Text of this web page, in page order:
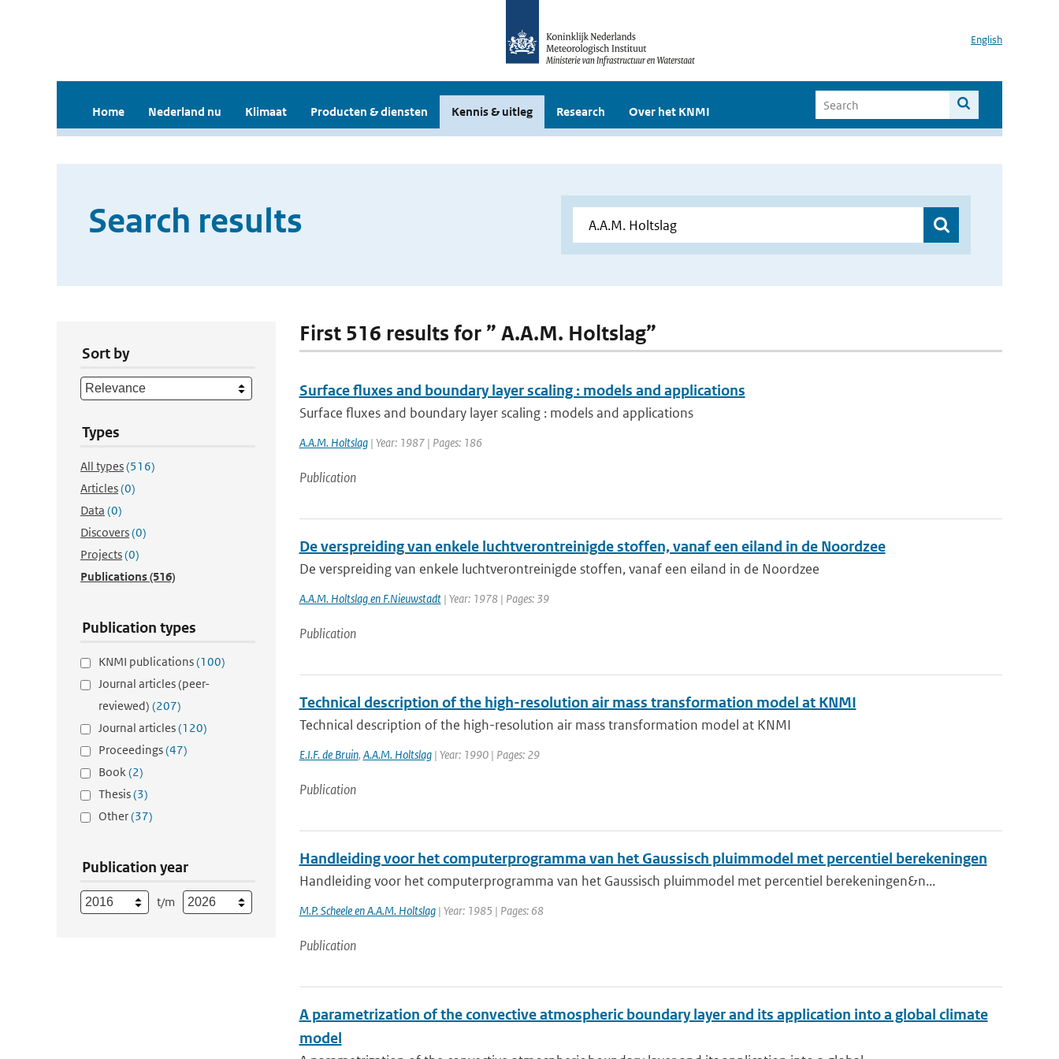
English
Home Nederland nu Klimaat Producten & diensten Kennis & uitleg Research Over het KNMI
Search results
Sort by
Types
All types(516)
Articles(0)
Data (0)
Discovers(0)
Projects(0)
Publications(516)
Publication types
KNMI publications(100)
Journal articles (peer-
reviewed) (207)
Journal articles(120)
Proceedings(47)
Book(2)
Thesis(3)
Other(37)
Publication year
t/m
First 516 results for ” A.A.M. Holtslag”
Surface fluxes and boundary layer scaling : models and applications
Surface fluxes and boundary layer scaling : models and applications
A.A.M. Holtslag| Year: 1987 | Pages: 186
Publication
De verspreiding van enkele luchtverontreinigde stoffen, vanaf een eiland in de Noordzee
De verspreiding van enkele luchtverontreinigde stoffen, vanaf een eiland in de Noordzee
A.A.M. Holtslag en F.Nieuwstadt| Year: 1978 | Pages: 39
Publication
Technical description of the high-resolution air mass transformation model at KNMI
Technical description of the high-resolution air mass transformation model at KNMI
E.I.F. de Bruin, A.A.M. Holtslag| Year: 1990 | Pages: 29
Publication
Handleiding voor het computerprogramma van het Gaussisch pluimmodel met percentiel berekeningen
Handleiding voor het computerprogramma van het Gaussisch pluimmodel met percentiel berekeningen&n...
M.P. Scheele en A.A.M. Holtslag| Year: 1985 | Pages: 68
Publication
A parametrization of the convective atmospheric boundary layer and its application into a global climate
model